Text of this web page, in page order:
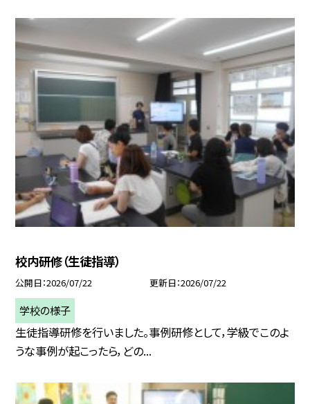
校内研修（生徒指導）
公開日 2026/07/22 更新日 2026/07/22
学校の様子
生徒指導研修を行いました。事例研修として，学級でこのよ
うな事例が起こったら，どの...